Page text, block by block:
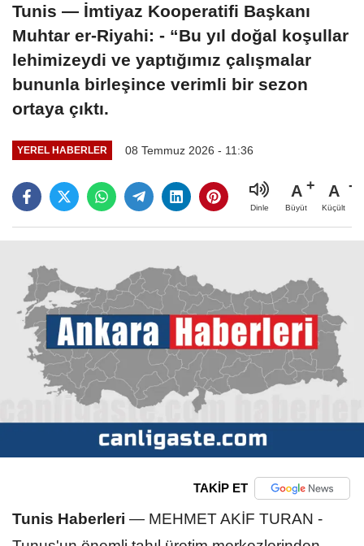
Tunis — İmtiyaz Kooperatifi Başkanı
Muhtar er-Riyahi: - “Bu yıl doğal koşullar
lehimizeydi ve yaptığımız çalışmalar
bununla birleşince verimli bir sezon
ortaya çıktı.
YEREL HABERLER 08 Temmuz 2026 - 11:36
Dinle
A
Büyüt
A
Küçült
TAKİP ET
Tunis Haberleri — MEHMET AKİF TURAN -